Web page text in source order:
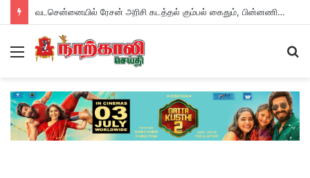
வடசென்னையில் ரேசன் அரிசி கடத்தல் கும்பல் கைதும், பின்னணியும் !
Menu